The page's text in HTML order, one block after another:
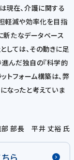
現在、介護に関する
軽減や効率化を目指
新たなデータベース
しては、その動きに足
んだ独自の『科学的
トフォーム構築は、弊
なったと考えていま
部 部長 平井 丈裕 氏
ら